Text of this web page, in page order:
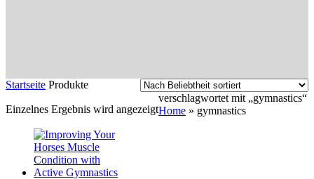
Einzelnes Ergebnis wird angezeigt
Startseite Produkte
verschlagwortet mit „gymnastics“
Home » gymnastics